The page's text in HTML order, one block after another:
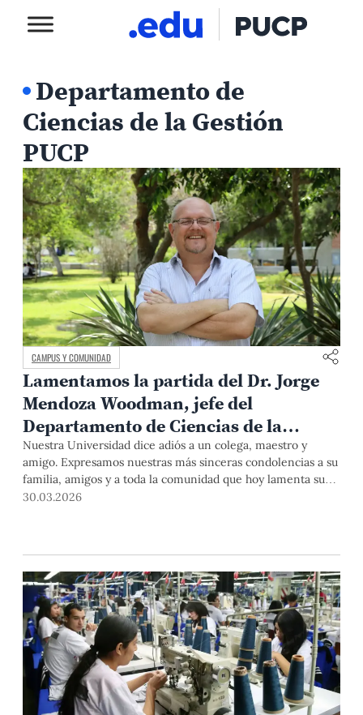
Departamento de
Ciencias de la Gestión
PUCP
CAMPUS Y COMUNIDAD
Lamentamos la partida del Dr. Jorge
Mendoza Woodman, jefe del
Departamento de Ciencias de la
Gestión
Nuestra Universidad dice adiós a un colega, maestro y
amigo. Expresamos nuestras más sinceras condolencias a su
familia, amigos y a toda la comunidad que hoy lamenta su
partida.
30.03.2026